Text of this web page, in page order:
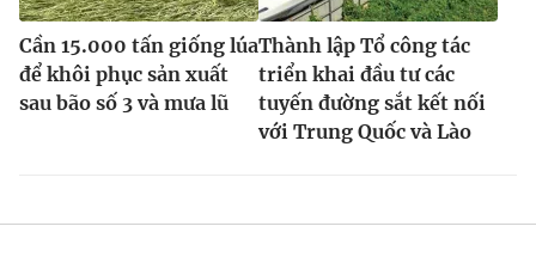
Cần 15.000 tấn giống lúa
để khôi phục sản xuất
sau bão số 3 và mưa lũ
Thành lập Tổ công tác
triển khai đầu tư các
tuyến đường sắt kết nối
với Trung Quốc và Lào